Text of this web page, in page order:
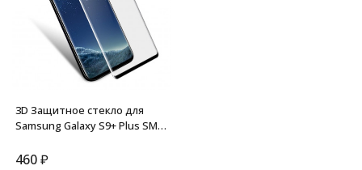
3D Защитное стекло для
Samsung Galaxy S9+ Plus SM-
460₽